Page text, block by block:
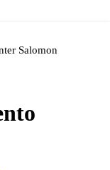
Salomon